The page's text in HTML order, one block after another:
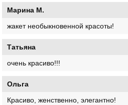
Марина М.
жакет необыкновенной красоты!
Татьяна
очень красиво!!!
Ольга
Красиво, женственно, элегантно!